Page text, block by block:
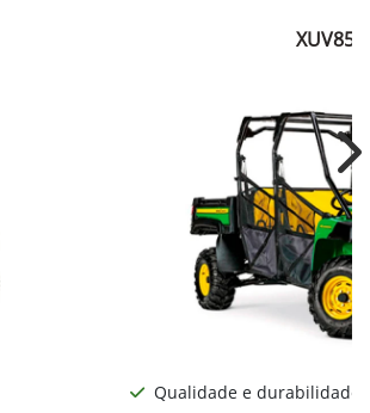
Qualidade e durabilidade;